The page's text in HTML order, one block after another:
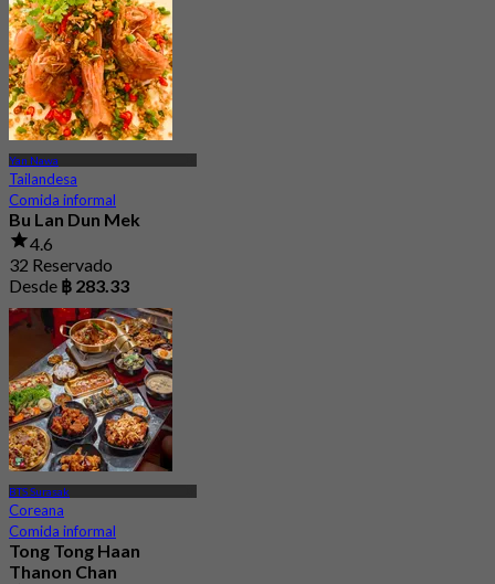
Yan Nawa
Tailandesa
Comida informal
Bu Lan Dun Mek
4.6
32 Reservado
Desde ฿ 283.33
BTS Surasak
Coreana
Comida informal
Tong Tong Haan
Thanon Chan